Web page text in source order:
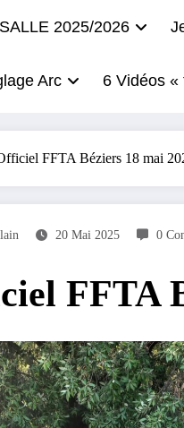
2025/2026
Arc 6 Vidéos «
FFTA Béziers 18 mai
20 Mai 2025 0
FFTA